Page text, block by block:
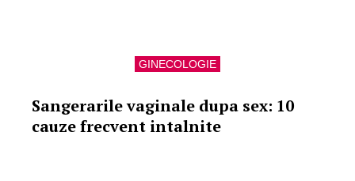
GINECOLOGIE
Sangerarile vaginale dupa sex: 10
cauze frecvent intalnite